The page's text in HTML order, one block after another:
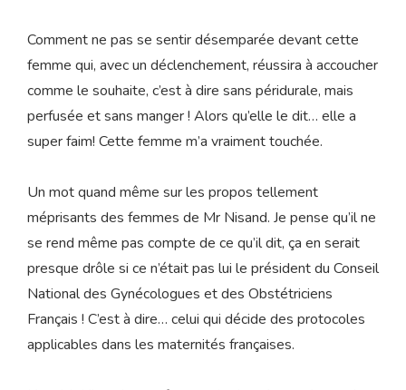
Comment ne pas se sentir désemparée devant cette
femme qui, avec un déclenchement, réussira à accoucher
comme le souhaite, c’est à dire sans péridurale, mais
perfusée et sans manger ! Alors qu’elle le dit… elle a
super faim! Cette femme m’a vraiment touchée.
Un mot quand même sur les propos tellement
méprisants des femmes de Mr Nisand. Je pense qu’il ne
se rend même pas compte de ce qu’il dit, ça en serait
presque drôle si ce n’était pas lui le président du Conseil
National des Gynécologues et des Obstétriciens
Français ! C’est à dire… celui qui décide des protocoles
applicables dans les maternités françaises.